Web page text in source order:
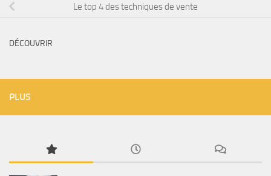
Le top 4 des techniques de vente
DÉCOUVRIR
PLUS